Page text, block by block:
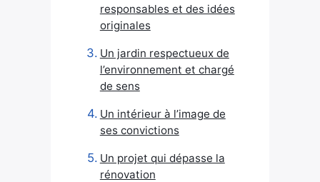
responsables et des idées
originales
Un jardin respectueux de
l’environnement et chargé
de sens
Un intérieur à l’image de
ses convictions
Un projet qui dépasse la
rénovation